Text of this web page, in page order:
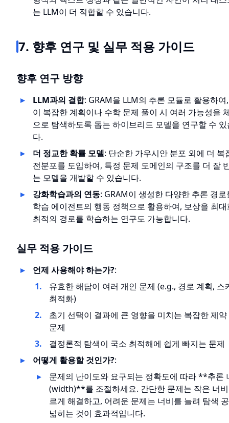
는 LLM이 더 적합할 수 있습니다.
7. 향후 연구 및 실무 적용 가이드
향후 연구 방향
LLM과의 결합: GRAM을 LLM의 추론 모듈로 활용하여
이 복잡한 계획이나 수학 문제 풀이 시 여러 가능성을
으로 탐색하도록 돕는 하이브리드 모델을 연구할 수
다.
더 정교한 확률 모델: 단순한 가우시안 분포 외에 더 복
전분포를 도입하여, 특정 문제 도메인의 구조를 더 잘
는 모델을 개발할 수 있습니다.
강화학습과의 연동: GRAM이 생성한 다양한 추론 경
학습 에이전트의 행동 정책으로 활용하여, 보상을 최
최적의 경로를 학습하는 연구도 가능합니다.
실무 적용 가이드
언제 사용해야 하는가?:
유효한 해답이 여러 개인 문제 (e.g., 경로 계획, 스
최적화)
초기 선택이 결과에 큰 영향을 미치는 복잡한 제
문제
결정론적 탐색이 국소 최적해에 쉽게 빠지는 문제
어떻게 활용할 것인가?:
문제의 난이도와 요구되는 정확도에 따라 **추론
(width)**를 조절하세요. 간단한 문제는 작은 너
르게 해결하고, 어려운 문제는 너비를 늘려 탐색
넓히는 것이 효과적입니다.